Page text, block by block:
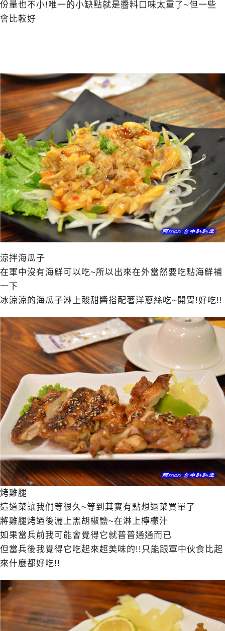
份量也不小!唯一的小缺點就是醬料口味太重了~但一些
會比較好
涼拌海瓜子
在軍中沒有海鮮可以吃~所以出來在外當然要吃點海鮮補
一下
冰涼涼的海瓜子淋上酸甜醬搭配著洋蔥絲吃~開胃!好吃!!
烤雞腿
這道菜讓我們等很久~等到其實有點想退菜買單了
將雞腿烤過後灑上黑胡椒鹽~在淋上檸檬汁
如果當兵前我可能會覺得它就普普通通而已
但當兵後我覺得它吃起來超美味的!!只能跟軍中伙食比起
來什麼都好吃!!